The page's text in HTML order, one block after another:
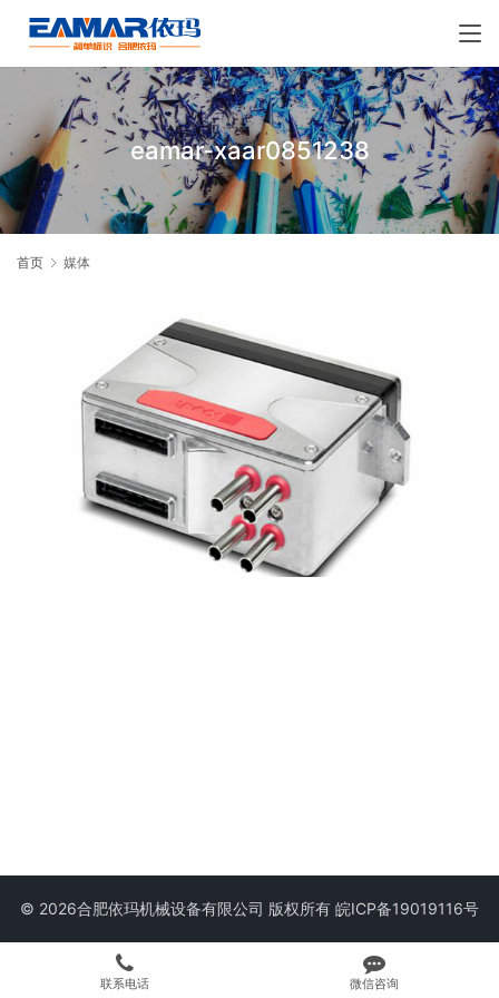
eamar-xaar0851238
首页 媒体
© 2026合肥依玛机械设备有限公司 版权所有 皖ICP备19019116号
联系电话 微信咨询